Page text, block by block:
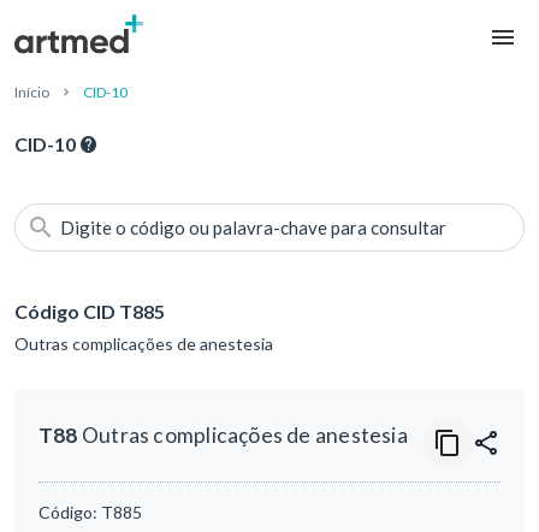
Início CID-10
CID-10
Digite o código ou palavra-chave para consultar
Código CID T885
Outras complicações de anestesia
T88 Outras complicações de anestesia
Código: T885